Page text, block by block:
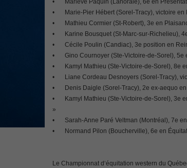
•
Mariève Paquin (Lanoraie), 6e en
•
Marie-Pier Hébert (Sorel-Tracy), victoire en
•
Mathieu Cormier (St-Robert), 3e en
•
Karine Bousquet (St-Marc-sur-Richelieu),
•
Cécile Poulin (Candiac), 3e position en
•
Gino Cournoyer (Ste-Victoire-de-Sorel), 5e
•
Kamyl Mathieu (Ste-Victoire-de-Sorel), 8e
•
Liane Cordeau Desnoyers (Sorel-Tracy),
•
Denis Daigle (Sorel-Tracy), 2e ex-aequo
•
Kamyl Mathieu (Ste-Victoire-de-Sorel), 3e
»
•
Sarah-Anne Paré Veltman (Montréal), 7e
•
Normand Pilon (Boucherville), 6e en
Le Championnat d‘équitation western du